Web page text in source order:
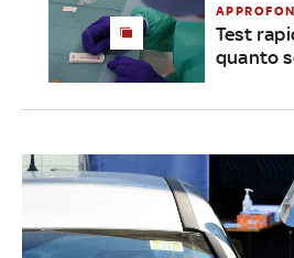
Test
quanto